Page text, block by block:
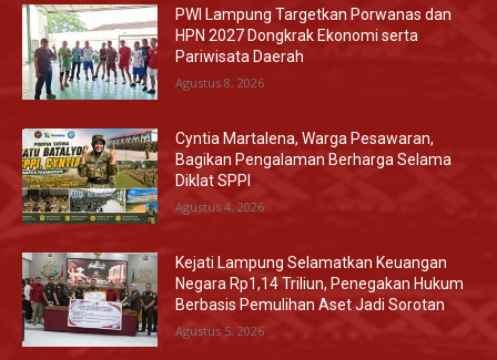
PWI Lampung Targetkan Porwanas dan
HPN 2027 Dongkrak Ekonomi serta
Pariwisata Daerah
Agustus 8, 2026
Cyntia Martalena, Warga Pesawaran,
Bagikan Pengalaman Berharga Selama
Diklat SPPI
Agustus 4, 2026
Kejati Lampung Selamatkan Keuangan
Negara Rp1,14 Triliun, Penegakan Hukum
Berbasis Pemulihan Aset Jadi Sorotan
Agustus 5, 2026